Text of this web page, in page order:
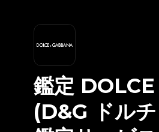
鑑定
(D&G ドル